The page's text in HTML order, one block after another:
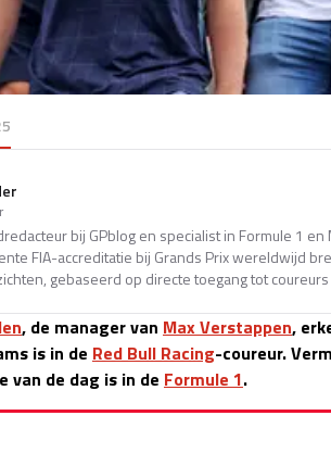
bij GPblog en specialist in Formule 1 en
FIA-accreditatie bij Grands Prix wereldwijd
gebaseerd op directe toegang tot
, de manager van Max Verstappen,
is in de Red Bull Racing-coureur.
van de dag is in de Formule 1.